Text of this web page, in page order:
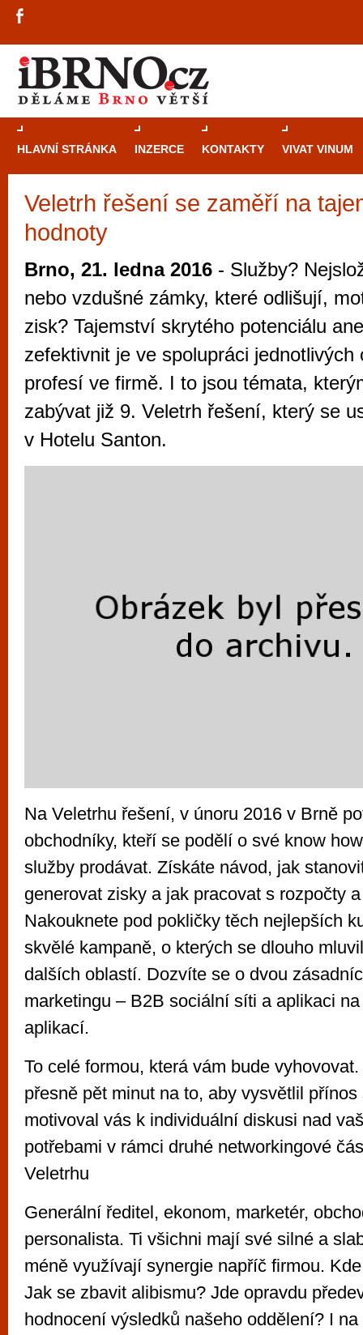
HLAVNÍ STRÁNKA INZERCE KONTAKTY VIVAT VINUM
Veletrh řešení se zaměří na
hodnoty
Brno, 21. ledna 2016 - Služby?
nebo vzdušné zámky, které odlišují,
zisk? Tajemství skrytého potenciálu
zefektivnit je ve spolupráci jednotlivých
profesí ve firmě. I to jsou témata,
zabývat již 9. Veletrh řešení, který se
v Hotelu Santon.
Na Veletrhu řešení, v únoru 2016 v Brně
obchodníky, kteří se podělí o své know
služby prodávat. Získáte návod, jak
generovat zisky a jak pracovat s rozpočty
Nakouknete pod pokličky těch nejlepších
skvělé kampaně, o kterých se dlouho
dalších oblastí. Dozvíte se o dvou
marketingu – B2B sociální síti a aplikaci
aplikací.
To celé formou, která vám bude
přesně pět minut na to, aby vysvětlil
motivoval vás k individuální diskusi nad
potřebami v rámci druhé networkingové
Veletrhu
Generální ředitel, ekonom, marketér,
personalista. Ti všichni mají své silné a
méně využívají synergie napříč firmou.
Jak se zbavit alibismu? Jde opravdu
hodnocení výsledků našeho oddělení? I
Průvodce
Brno je
zajímavé
restaurace,
Mimo jiné je ale také místem, kde si
vyzkoušet různé kasinové hry. V
metropoli naleznete širokou nabídku her
po moderní automaty jak pro pravidelné
příležitostné hráče. V...